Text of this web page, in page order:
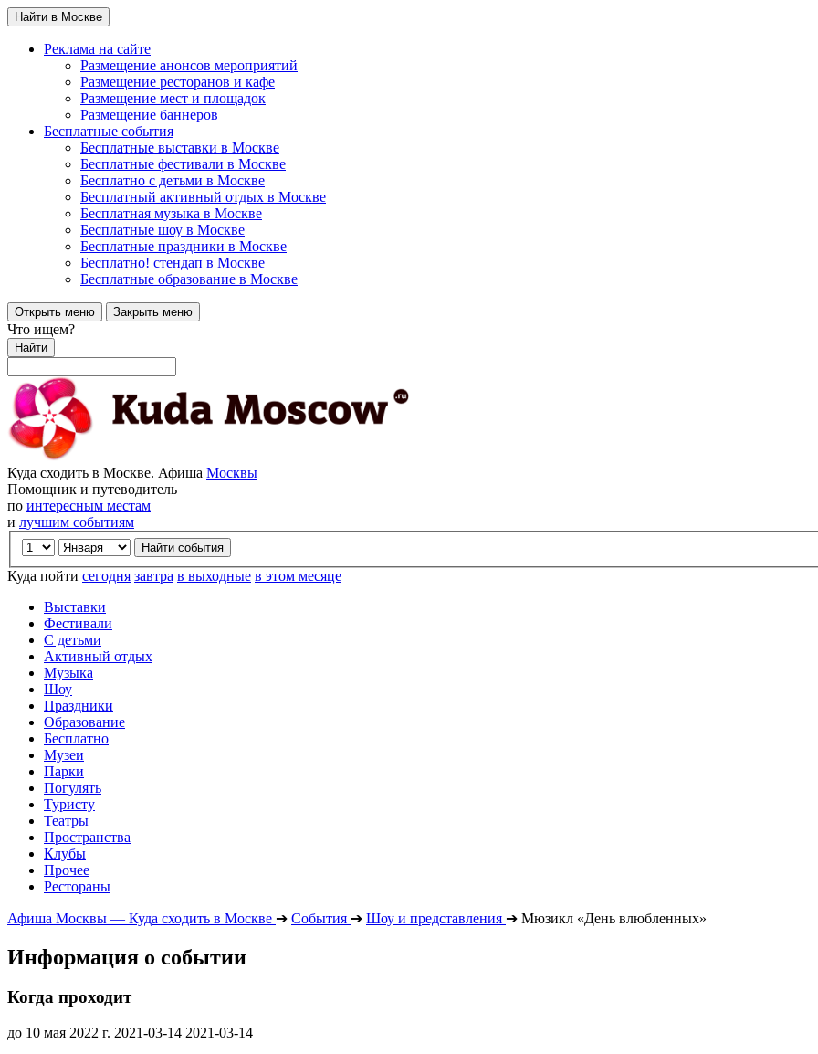
Найти в Москве
Реклама на сайте
Размещение анонсов мероприятий
Размещение ресторанов и кафе
Размещение мест и площадок
Размещение баннеров
Бесплатные события
Бесплатные выставки в Москве
Бесплатные фестивали в Москве
Бесплатно с детьми в Москве
Бесплатный активный отдых в Москве
Бесплатная музыка в Москве
Бесплатные шоу в Москве
Бесплатные праздники в Москве
Бесплатно! стендап в Москве
Бесплатные образование в Москве
Открыть меню Закрыть меню
Что ищем?
Найти
Куда сходить в Москве. Афиша Москвы
Помощник и путеводитель
по интересным местам
и лучшим событиям
Куда пойти сегодня завтра в выходные в этом месяце
Выставки
Фестивали
С детьми
Активный отдых
Музыка
Шоу
Праздники
Образование
Бесплатно
Музеи
Парки
Погулять
Туристу
Театры
Пространства
Клубы
Прочее
Рестораны
Афиша Москвы — Куда сходить в Москве ➔ События ➔ Шоу и представления ➔ Мюзикл «День влюбленных»
Информация о событии
Когда проходит
до 10 мая 2022 г. 2021-03-14 2021-03-14